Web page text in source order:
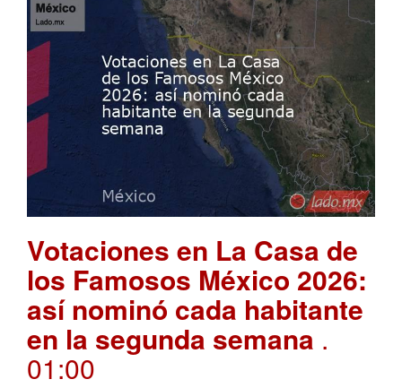
Votaciones en La Casa de
los Famosos México 2026:
así nominó cada habitante
en la segunda semana .
01:00